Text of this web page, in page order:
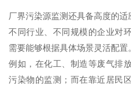
厂界污染源监测还具备高度的适
不同行业、不同规模的企业对
需要能够根据具体场景灵活配置
例如，在化工、制造等废气排
污染物的监测；而在靠近居民